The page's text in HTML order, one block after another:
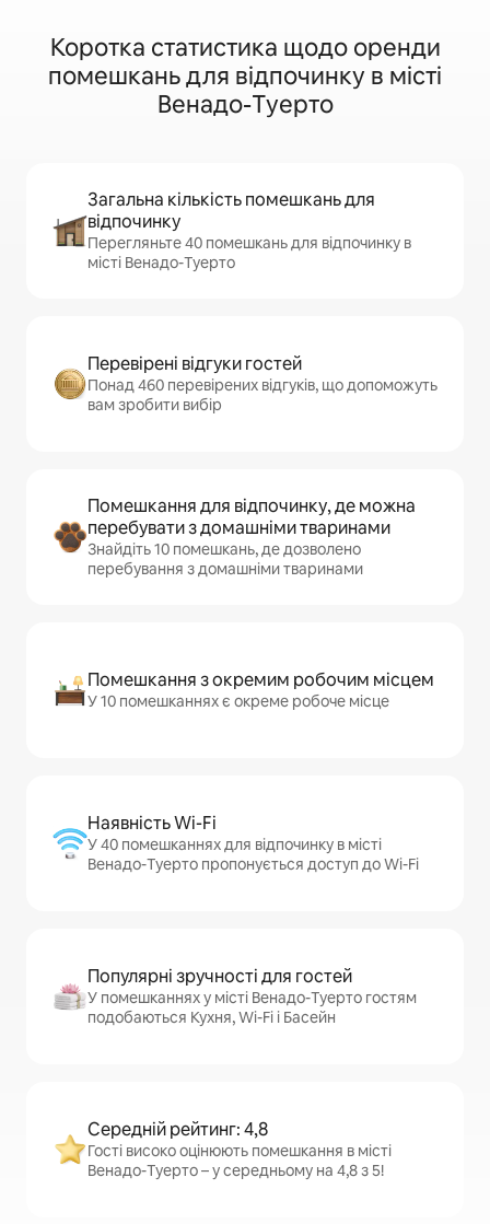
Коротка статистика щодо оренди
помешкань для відпочинку в місті
Венадо-Туерто
Загальна кількість помешкань для
відпочинку
Перегляньте 40 помешкань для відпочинку в
місті Венадо-Туерто
Перевірені відгуки гостей
Понад 460 перевірених відгуків, що допоможуть
вам зробити вибір
Помешкання для відпочинку, де можна
перебувати з домашніми тваринами
Знайдіть 10 помешкань, де дозволено
перебування з домашніми тваринами
Помешкання з окремим робочим місцем
У 10 помешканнях є окреме робоче місце
Наявність Wi-Fi
У 40 помешканнях для відпочинку в місті
Венадо-Туерто пропонується доступ до Wi-Fi
Популярні зручності для гостей
У помешканнях у місті Венадо-Туерто гостям
подобаються Кухня, Wi-Fi і Басейн
Середній рейтинг: 4,8
Гості високо оцінюють помешкання в місті
Венадо-Туерто – у середньому на 4,8 з 5!